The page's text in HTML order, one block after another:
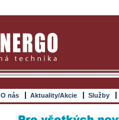
O nás Aktuality/Akcie Služby